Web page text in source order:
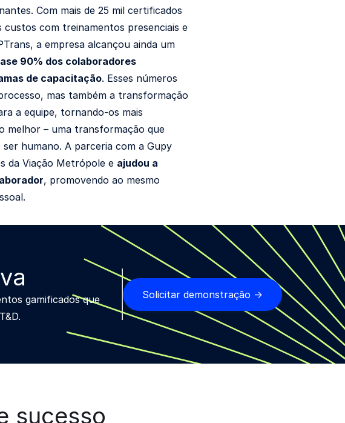
Com mais de 25 mil certificados
com treinamentos presenciais e
a empresa alcançou ainda um
90% dos colaboradores
de capacitação. Esses números
mas também a transformação
a equipe, tornando-os mais
melhor – uma transformação que
humano. A parceria com a Gupy
da Viação Metrópole e ajudou a
, promovendo ao mesmo
gamificados que
Solicitar demonstração →
sucesso